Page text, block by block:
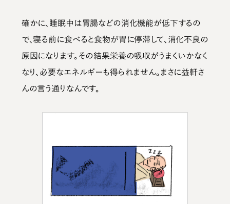
確かに、睡眠中は胃腸などの消化機能が低下するの
で、寝る前に食べると食物が胃に停滞して、消化不良の
原因になります。その結果栄養の吸収がうまくいかなく
なり、必要なエネルギーも得られません。まさに益軒さ
んの言う通りなんです。